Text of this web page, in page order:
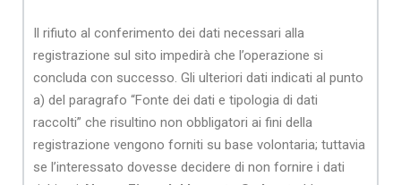
Il rifiuto al conferimento dei dati necessari alla
registrazione sul sito impedirà che l’operazione si
concluda con successo. Gli ulteriori dati indicati al punto
a) del paragrafo “Fonte dei dati e tipologia di dati
raccolti” che risultino non obbligatori ai fini della
registrazione vengono forniti su base volontaria; tuttavia
se l’interessato dovesse decidere di non fornire i dati